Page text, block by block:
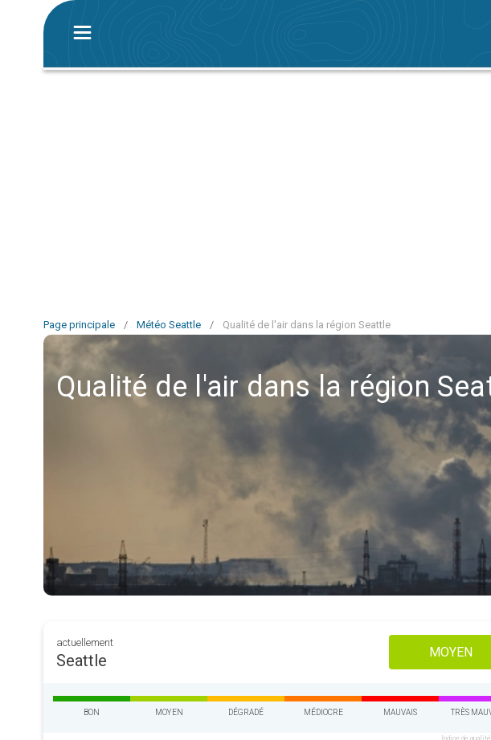
Page principale / Météo Seattle / Qualité de l'air dans la région Seattle
Qualité de l'air dans la région
actuellement
Seattle MOYEN
BON MOYEN DÉGRADÉ MÉDIOCRE MAUVAIS TRÈS
Indice de